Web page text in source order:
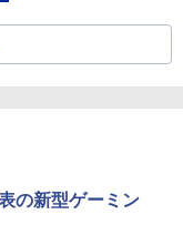
の新型ゲーミン